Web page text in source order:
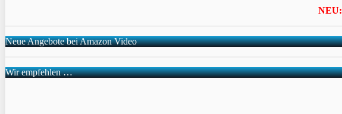
NEU:
Neue Angebote bei Amazon Video
Wir empfehlen …